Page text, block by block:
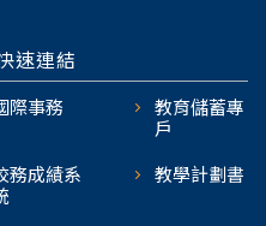
速連結
際事務
教育儲蓄專
戶
務成績系
教學計劃書